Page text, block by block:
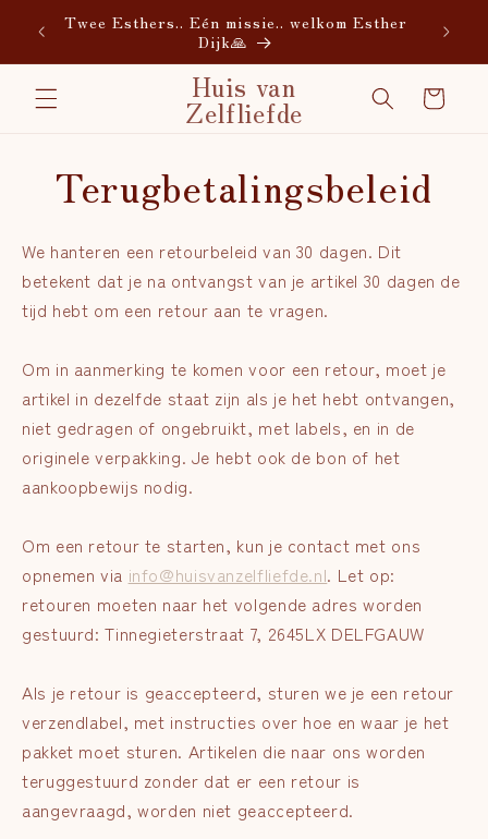
naar de
Twee Esthers.. Eén missie.. welkom Esther
Dijk🙏
Huis van
Zelfliefde Winkelwagen
Terugbetalingsbeleid
We hanteren een retourbeleid van 30 dagen. Dit
betekent dat je na ontvangst van je artikel 30 dagen de
tijd hebt om een retour aan te vragen.
Om in aanmerking te komen voor een retour, moet je
artikel in dezelfde staat zijn als je het hebt ontvangen,
niet gedragen of ongebruikt, met labels, en in de
originele verpakking. Je hebt ook de bon of het
aankoopbewijs nodig.
Om een retour te starten, kun je contact met ons
opnemen via info@huisvanzelfliefde.nl. Let op:
retouren moeten naar het volgende adres worden
gestuurd: Tinnegieterstraat 7, 2645LX DELFGAUW
Als je retour is geaccepteerd, sturen we je een retour
verzendlabel, met instructies over hoe en waar je het
pakket moet sturen. Artikelen die naar ons worden
teruggestuurd zonder dat er een retour is
aangevraagd, worden niet geaccepteerd.